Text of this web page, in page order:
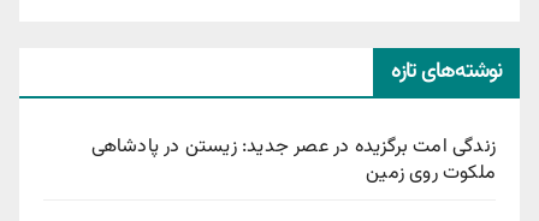
نوشته‌های تازه
زندگی امت برگزیده در عصر جدید: زیستن در پادشاهی
ملکوت روی زمین